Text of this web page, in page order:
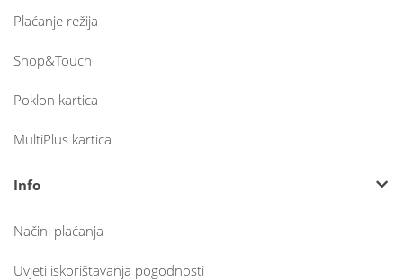
Plaćanje režija
Shop&Touch
Poklon kartica
MultiPlus kartica
Info
Načini plaćanja
Uvjeti iskorištavanja pogodnosti